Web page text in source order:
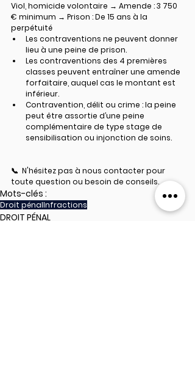
Viol, homicide volontaire → Amende : 3 750
€ minimum → Prison : De 15 ans à la
perpétuité
Les contraventions ne peuvent donner
lieu à une peine de prison.
Les contraventions des 4 premières
classes peuvent entraîner une amende
forfaitaire, auquel cas le montant est
inférieur.
Contravention, délit ou crime : la peine
peut être assortie d’une peine
complémentaire de type stage de
sensibilisation ou injonction de soins.
📞  N'hésitez pas à nous contacter pour
toute question ou besoin de conseils.
Mots-clés :
Droit pénalInfractions
DROIT PÉNAL